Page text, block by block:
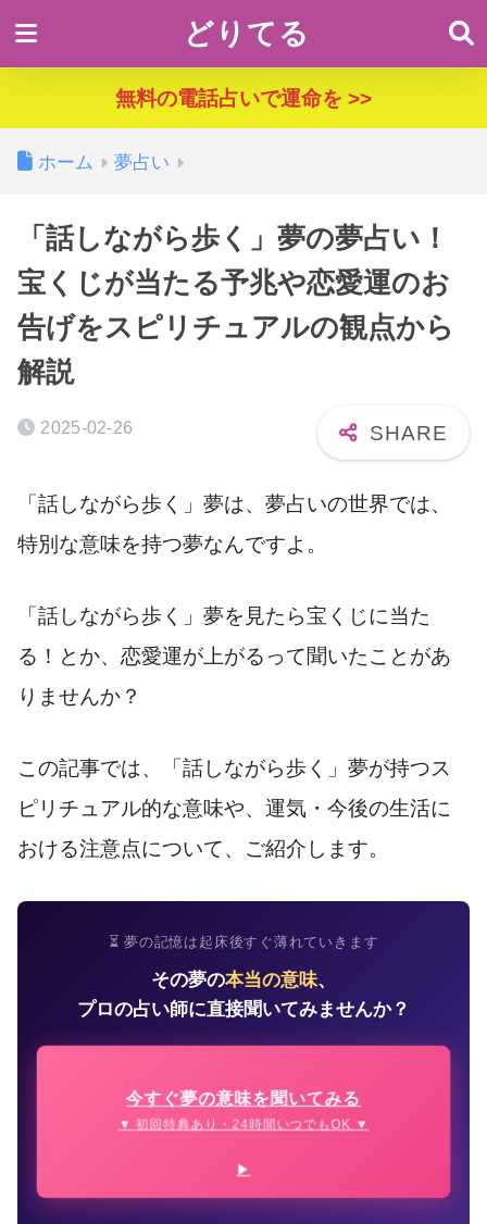
どりてる
無料の電話占いで運命を >>
ホーム 夢占い
「話しながら歩く」夢の夢占い！
宝くじが当たる予兆や恋愛運のお
告げをスピリチュアルの観点から
解説
2025-02-26
「話しながら歩く」夢は、夢占いの世界では、
特別な意味を持つ夢なんですよ。
「話しながら歩く」夢を見たら宝くじに当た
る！とか、恋愛運が上がるって聞いたことがあ
りませんか？
この記事では、「話しながら歩く」夢が持つス
ピリチュアル的な意味や、運気・今後の生活に
おける注意点について、ご紹介します。
⏳ 夢の記憶は起床後すぐ薄れていきます
その夢の本当の意味、
プロの占い師に直接聞いてみませんか？
今すぐ夢の意味を聞いてみる
▼ 初回特典あり・24時間いつでもOK ▼